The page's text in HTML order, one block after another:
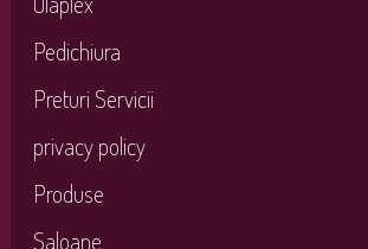
Pedichiura
Preturi Servicii
privacy policy
Produse
Saloane